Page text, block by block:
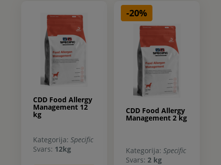
CDD Food Allergy
Management 12
kg
Kategorija: Specific
Svars: 12kg
-20%
CDD Food Allergy
Management 2 kg
Kategorija: Specific
Svars: 2 kg